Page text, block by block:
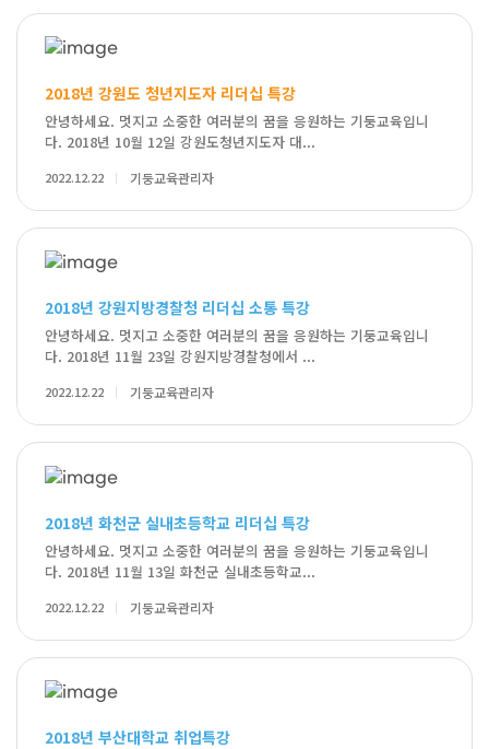
2018년 강원도 청년지도자 리더십 특강
안녕하세요. 멋지고 소중한 여러분의 꿈을 응원하는 기둥교육입니
다. 2018년 10월 12일 강원도청년지도자 대...
2022.12.22 기둥교육관리자
2018년 강원지방경찰청 리더십 소통 특강
안녕하세요. 멋지고 소중한 여러분의 꿈을 응원하는 기둥교육입니
다. 2018년 11월 23일 강원지방경찰청에서 ...
2022.12.22 기둥교육관리자
2018년 화천군 실내초등학교 리더십 특강
안녕하세요. 멋지고 소중한 여러분의 꿈을 응원하는 기둥교육입니
다. 2018년 11월 13일 화천군 실내초등학교...
2022.12.22 기둥교육관리자
2018년 부산대학교 취업특강